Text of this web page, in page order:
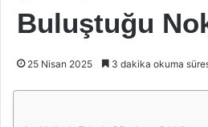
Buluştuğu
25 Nisan 2025 3 dakika okuma